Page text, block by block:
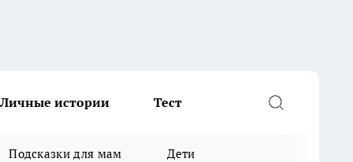
Личные истории Тест
Подсказки для мам Дети